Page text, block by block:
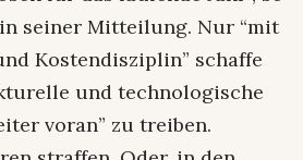
seiner Mitteilung. Nur “mit
Kostendisziplin” schaffe
und technologische
voran” zu treiben.